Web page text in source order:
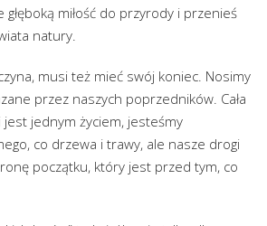
miłość do przyrody i przenieś
natury.
musi też mieć swój koniec. Nosimy
przez naszych poprzedników. Cała
jest jednym życiem, jesteśmy
co drzewa i trawy, ale nasze drogi
początku, który jest przed tym, co